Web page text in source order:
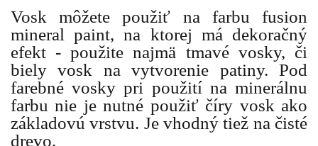
Vosk môžete použiť na farbu fusion
mineral paint, na ktorej má dekoračný
efekt - použite najmä tmavé vosky, či
biely vosk na vytvorenie patiny. Pod
farebné vosky pri použití na minerálnu
farbu nie je nutné použiť číry vosk ako
základovú vrstvu. Je vhodný tiež na čisté
drevo.